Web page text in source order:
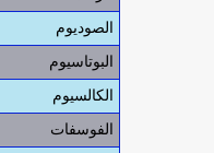
الصوديوم
البوتاسيوم
الكالسيوم
الفوسفات